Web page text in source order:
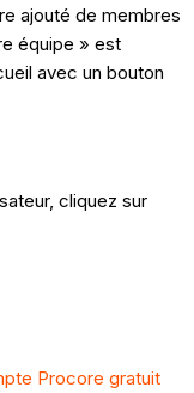
ajouté de membres
équipe » est
avec un bouton
cliquez sur
Procore gratuit